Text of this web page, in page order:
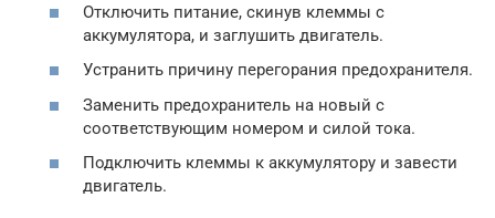
Отключить питание, скинув клеммы с
аккумулятора, и заглушить двигатель.
Устранить причину перегорания предохранителя.
Заменить предохранитель на новый с
соответствующим номером и силой тока.
Подключить клеммы к аккумулятору и завести
двигатель.